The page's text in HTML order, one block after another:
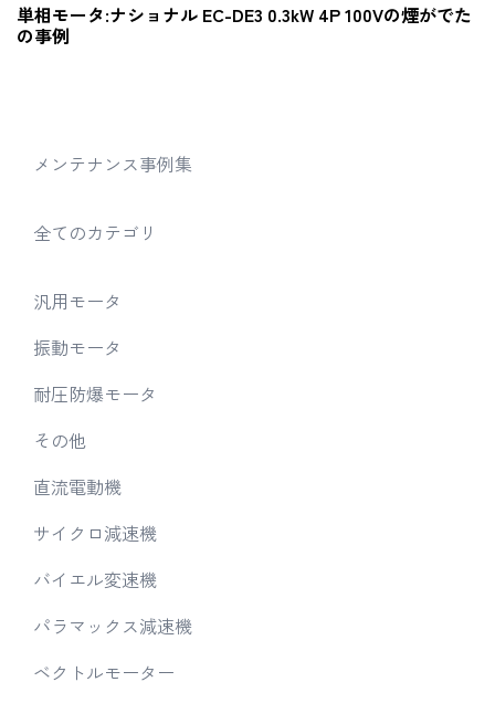
単相モータ:ナショナル EC-DE3 0.3kW 4P 100Vの煙がでた
の事例
メンテナンス事例集
全てのカテゴリ
汎用モータ
振動モータ
耐圧防爆モータ
その他
直流電動機
サイクロ減速機
バイエル変速機
パラマックス減速機
ベクトルモーター